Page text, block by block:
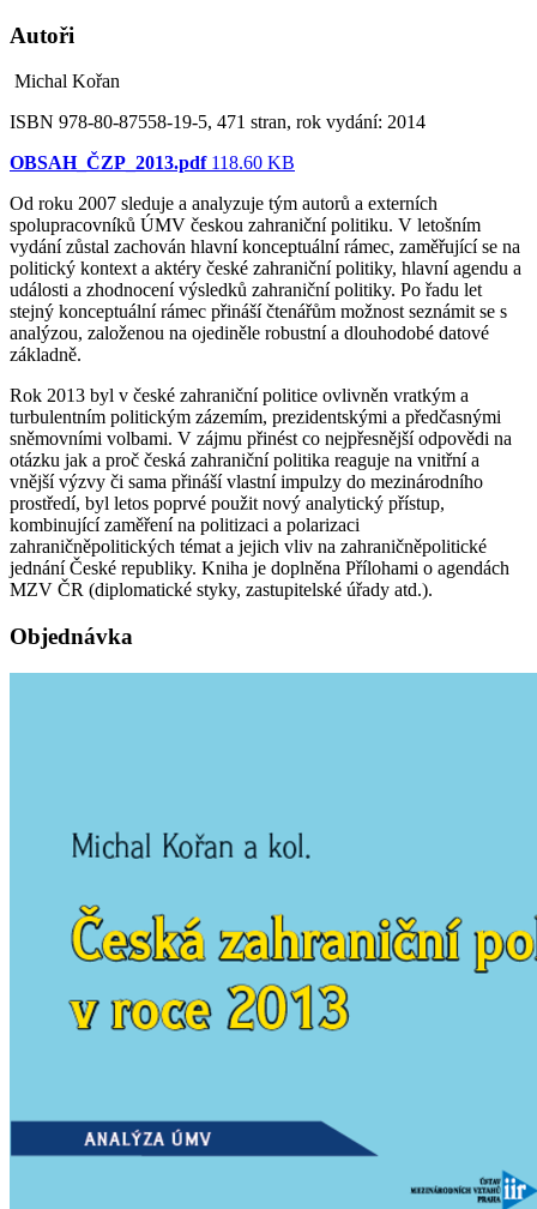
Autoři
Michal Kořan
ISBN 978-80-87558-19-5, 471 stran, rok vydání: 2014
OBSAH_ČZP_2013.pdf 118.60 KB
Od roku 2007 sleduje a analyzuje tým autorů a externích
spolupracovníků ÚMV českou zahraniční politiku. V letošním
vydání zůstal zachován hlavní konceptuální rámec, zaměřující se na
politický kontext a aktéry české zahraniční politiky, hlavní agendu a
události a zhodnocení výsledků zahraniční politiky. Po řadu let
stejný konceptuální rámec přináší čtenářům možnost seznámit se s
analýzou, založenou na ojediněle robustní a dlouhodobé datové
základně.
Rok 2013 byl v české zahraniční politice ovlivněn vratkým a
turbulentním politickým zázemím, prezidentskými a předčasnými
sněmovními volbami. V zájmu přinést co nejpřesnější odpovědi na
otázku jak a proč česká zahraniční politika reaguje na vnitřní a
vnější výzvy či sama přináší vlastní impulzy do mezinárodního
prostředí, byl letos poprvé použit nový analytický přístup,
kombinující zaměření na politizaci a polarizaci
zahraničněpolitických témat a jejich vliv na zahraničněpolitické
jednání České republiky. Kniha je doplněna Přílohami o agendách
MZV ČR (diplomatické styky, zastupitelské úřady atd.).
Objednávka